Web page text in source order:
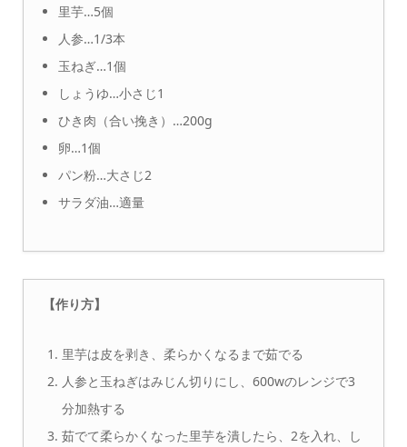
里芋…5個
人参…1/3本
玉ねぎ…1個
しょうゆ…小さじ1
ひき肉（合い挽き）…200g
卵…1個
パン粉…大さじ2
サラダ油…適量
【作り方】
里芋は皮を剥き、柔らかくなるまで茹でる
人参と玉ねぎはみじん切りにし、600wのレンジで3
分加熱する
茹でて柔らかくなった里芋を潰したら、2を入れ、し